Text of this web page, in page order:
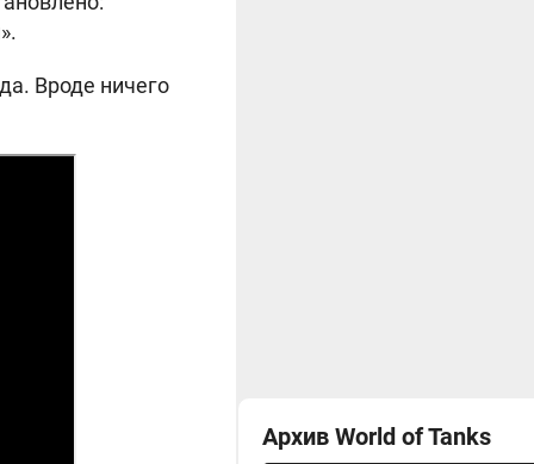
Вроде ничего
Архив World of Tanks